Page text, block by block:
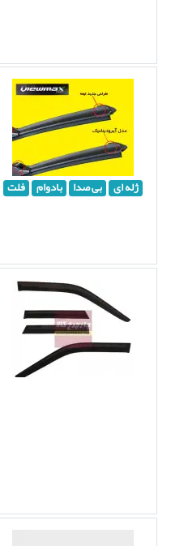
ژله ای بی صدا بادوام فلت